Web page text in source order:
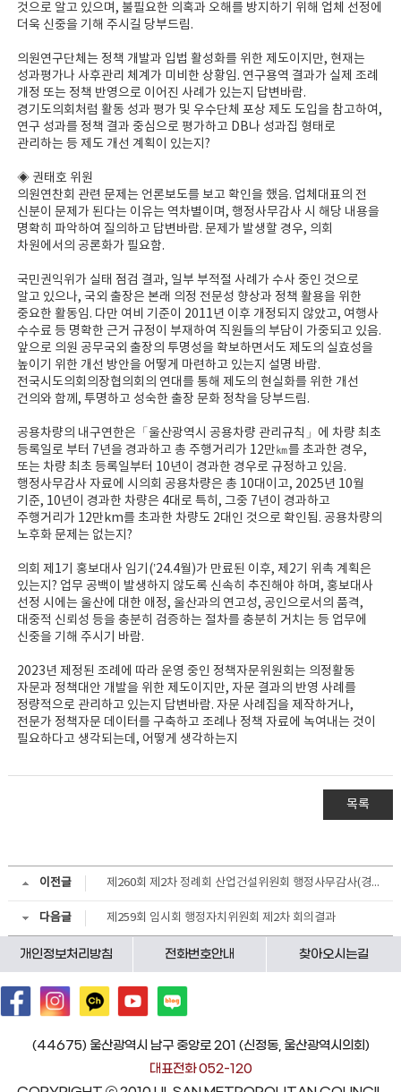
것으로 알고 있으며, 불필요한 의혹과 오해를 방지하기 위해 업체 선정에
더욱 신중을 기해 주시길 당부드림.
의원연구단체는 정책 개발과 입법 활성화를 위한 제도이지만, 현재는
성과평가나 사후관리 체계가 미비한 상황임. 연구용역 결과가 실제 조례
개정 또는 정책 반영으로 이어진 사례가 있는지 답변바람.
경기도의회처럼 활동 성과 평가 및 우수단체 포상 제도 도입을 참고하여,
연구 성과를 정책 결과 중심으로 평가하고 DB나 성과집 형태로
관리하는 등 제도 개선 계획이 있는지?
◈ 권태호 위원
의원연찬회 관련 문제는 언론보도를 보고 확인을 했음. 업체대표의 전
신분이 문제가 된다는 이유는 역차별이며, 행정사무감사 시 해당 내용을
명확히 파악하여 질의하고 답변바람. 문제가 발생할 경우, 의회
차원에서의 공론화가 필요함.
국민권익위가 실태 점검 결과, 일부 부적절 사례가 수사 중인 것으로
알고 있으나, 국외 출장은 본래 의정 전문성 향상과 정책 활용을 위한
중요한 활동임. 다만 여비 기준이 2011년 이후 개정되지 않았고, 여행사
수수료 등 명확한 근거 규정이 부재하여 직원들의 부담이 가중되고 있음.
앞으로 의원 공무국외 출장의 투명성을 확보하면서도 제도의 실효성을
높이기 위한 개선 방안을 어떻게 마련하고 있는지 설명 바람.
전국시도의회의장협의회의 연대를 통해 제도의 현실화를 위한 개선
건의와 함께, 투명하고 성숙한 출장 문화 정착을 당부드림.
공용차량의 내구연한은「울산광역시 공용차량 관리규칙」에 차량 최초
등록일로 부터 7년을 경과하고 총 주행거리가 12만㎞를 초과한 경우,
또는 차량 최초 등록일부터 10년이 경과한 경우로 규정하고 있음.
행정사무감사 자료에 시의회 공용차량은 총 10대이고, 2025년 10월
기준, 10년이 경과한 차량은 4대로 특히, 그중 7년이 경과하고
주행거리가 12만km를 초과한 차량도 2대인 것으로 확인됨. 공용차량의
노후화 문제는 없는지?
의회 제1기 홍보대사 임기(’24.4월)가 만료된 이후, 제2기 위촉 계획은
있는지? 업무 공백이 발생하지 않도록 신속히 추진해야 하며, 홍보대사
선정 시에는 울산에 대한 애정, 울산과의 연고성, 공인으로서의 품격,
대중적 신뢰성 등을 충분히 검증하는 절차를 충분히 거치는 등 업무에
신중을 기해 주시기 바람.
2023년 제정된 조례에 따라 운영 중인 정책자문위원회는 의정활동
자문과 정책대안 개발을 위한 제도이지만, 자문 결과의 반영 사례를
정량적으로 관리하고 있는지 답변바람. 자문 사례집을 제작하거나,
전문가 정책자문 데이터를 구축하고 조례나 정책 자료에 녹여내는 것이
필요하다고 생각되는데, 어떻게 생각하는지
목록
이전글 제260회 제2차 정례회 산업건설위원회 행정사무감사(경제산업실) 회의결과
다음글 제259회 임시회 행정자치위원회 제2차 회의결과
개인정보처리방침 전화번호안내 찾아오시는길
(44675) 울산광역시 남구 중앙로 201 (신정동, 울산광역시의회)
대표전화 052-120